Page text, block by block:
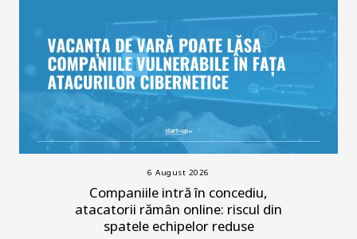
6 August 2026
Companiile intră în concediu,
atacatorii rămân online: riscul din
spatele echipelor reduse